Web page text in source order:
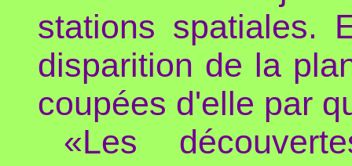
stations spatiales.
disparition de la
coupées d'elle par
«Les